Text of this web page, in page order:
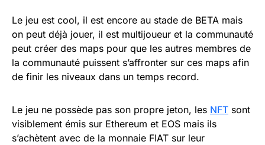
Le jeu est cool, il est encore au stade de BETA mais
on peut déjà jouer, il est multijoueur et la communauté
peut créer des maps pour que les autres membres de
la communauté puissent s’affronter sur ces maps afin
de finir les niveaux dans un temps record.
Le jeu ne possède pas son propre jeton, les NFT sont
visiblement émis sur Ethereum et EOS mais ils
s’achètent avec de la monnaie FIAT sur leur